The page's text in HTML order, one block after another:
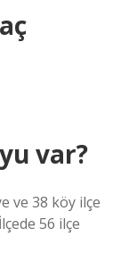
var?
ve 38 köy ilçe
56 ilçe